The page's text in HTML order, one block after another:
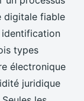
digitale fiable
types
électronique
juridique